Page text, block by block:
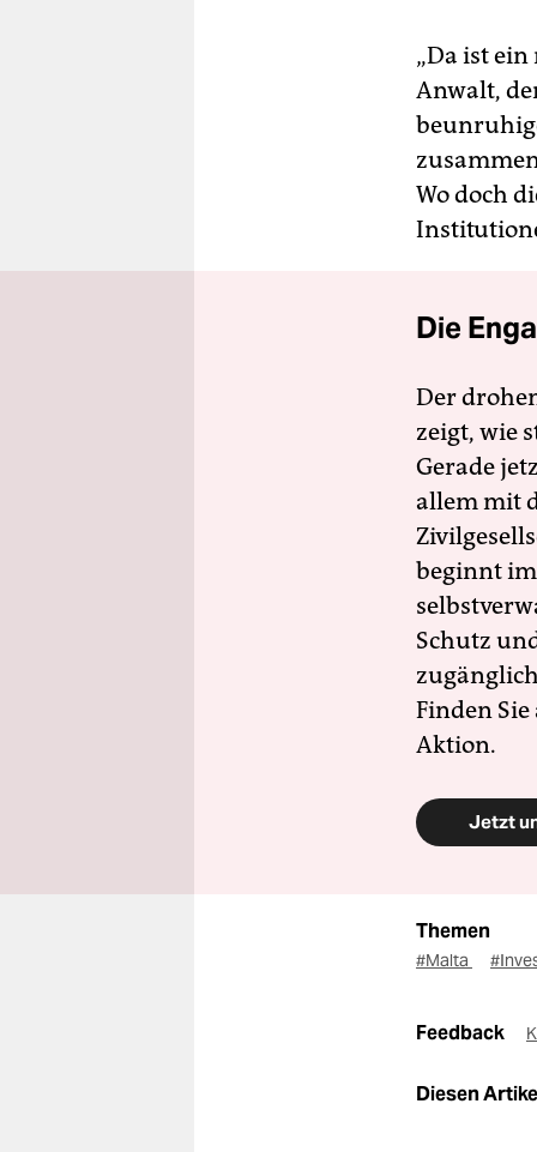
„Da ist
Anwalt,
Wo doch
Die
Der
zeigt, wie
Gerade
allem mit
beginnt
Schutz
Finden
Aktion.
Jetzt
Themen
#Malta
Feedback
Diesen